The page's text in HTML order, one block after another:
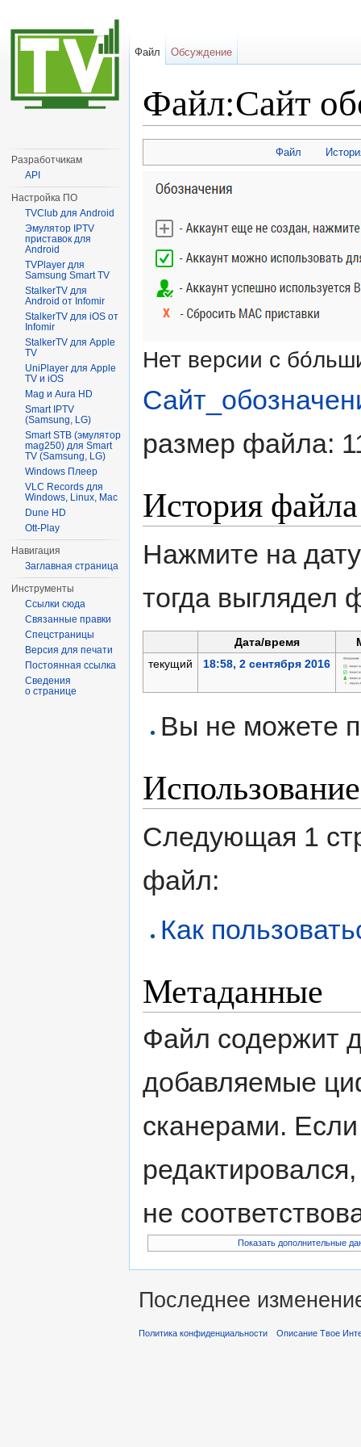
Файл:Сайт
Файл
Нет версии с
размер файла:
История файла
Нажмите на
тогда выглядел
Дата/время
текущий
18:58, 2 сентября 2016
Вы не можете
Следующая 1
файл:
Как
Метаданные
Файл содержит
добавляемые
сканерами.
не
Показать дополнительные
Файл Обсуждение
Разработчикам
API
Настройка ПО
TVClub для Android
Эмулятор IPTV
приставок для
Android
TVPlayer для
Samsung Smart TV
StalkerTV для
Android от Infomir
StalkerTV для iOS от
Infomir
StalkerTV для Apple
TV
UniPlayer для Apple
TV и iOS
Mag и Aura HD
Smart IPTV
(Samsung, LG)
Smart STB (эмулятор
mag250) для Smart
TV (Samsung, LG)
Windows Плеер
VLC Records для
Windows, Linux, Mac
Dune HD
Ott-Play
Навигация
Заглавная страница
Инструменты
Ссылки сюда
Связанные правки
Спецстраницы
Версия для печати
Постоянная ссылка
Сведения
о странице
Последнее
Политика конфиденциальности Описание Твое